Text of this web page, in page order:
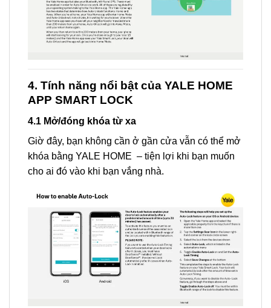
4. Tính năng nổi bật của YALE HOME
APP SMART LOCK
4.1 Mở/đóng khóa từ xa
Giờ đây, bạn không cần ở gần cửa vẫn có thể mở
khóa bằng YALE HOME – tiện lợi khi bạn muốn
cho ai đó vào khi bạn vắng nhà.